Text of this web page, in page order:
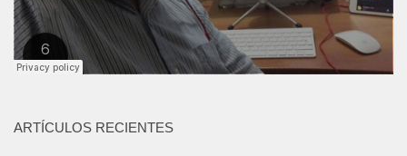
ARTÍCULOS RECIENTES